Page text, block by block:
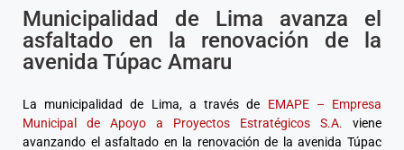
Municipalidad de Lima avanza el
asfaltado en la renovación de la
avenida Túpac Amaru
La municipalidad de Lima, a través de EMAPE – Empresa
Municipal de Apoyo a Proyectos Estratégicos S.A. viene
avanzando el asfaltado en la renovación de la avenida Túpac